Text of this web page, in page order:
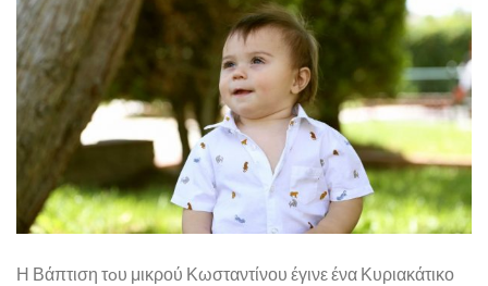
Η Βάπτιση τoυ μικρού Κωσταντίνου έγινε ένα Κυριακάτικο